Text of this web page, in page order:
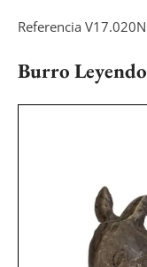
Referencia V17.020N
Burro Leyendo